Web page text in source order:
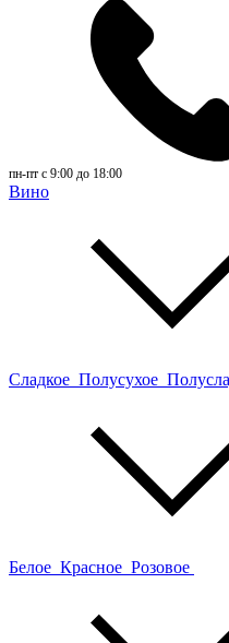
пн-пт с 9:00 до 18:00
Вино
Сладкое Полусухое
Белое Красное Розовое